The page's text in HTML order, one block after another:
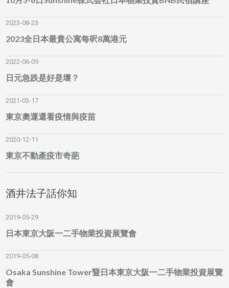
2023-08-23
2023全日本最貴公寓每呎8萬港元
2022-06-09
日元急跌是好是壞？
2021-03-17
東京奧運還看疫情與疫苗
2020-12-11
東京不動產疫市奇葩
酒井法子話你知
2019-05-29
日本東京大阪一二手物業投資展覽會
2019-05-08
Osaka Sunshine Tower暨日本東京大阪一二手物業投資展覽
會